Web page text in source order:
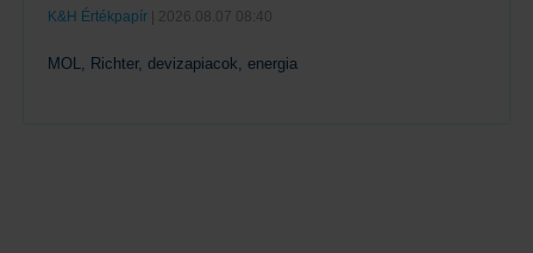
K&H Értékpapír | 2026.08.07 08:40
MOL, Richter, devizapiacok, energia